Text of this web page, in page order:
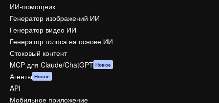
ИИ-помощник
Генератор изображений ИИ
Генератор видео ИИ
Генератор голоса на основе ИИ
Стоковый контент
MCP для Claude/ChatGPT Новое
Агенты Новое
API
Мобильное приложение